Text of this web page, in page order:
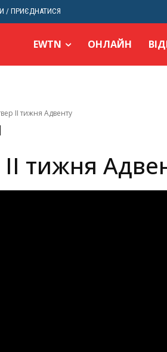
/ ПРИЄДНАТИСЯ
EWTN ОНЛАЙН
ІІ тижня Адвенту
тижня